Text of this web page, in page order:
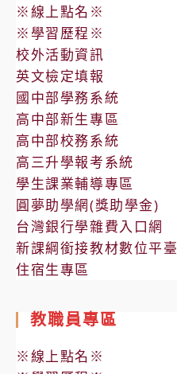
※線上點名※
※學習歷程※
校外活動資訊
英文檢定填報
國中部學務系統
高中部新生專區
高中部校務系統
高三升學報考系統
學生課業輔導專區
圓夢助學網(獎助學金)
台灣銀行學雜費入口網
新課綱銜接教材數位平臺
住宿生專區
教職員專區
※線上點名※